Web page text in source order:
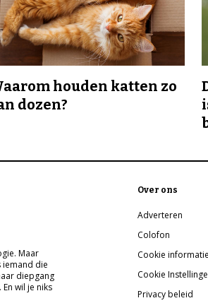
houden katten zo
dozen?
Maar
iemand die
diepgang
wil je niks
Over ons
Adverteren
Colofon
Cookie informatie
Cookie
Privacy beleid